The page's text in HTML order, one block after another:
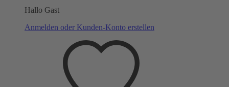
Hallo Gast
Anmelden oder Kunden-Konto erstellen